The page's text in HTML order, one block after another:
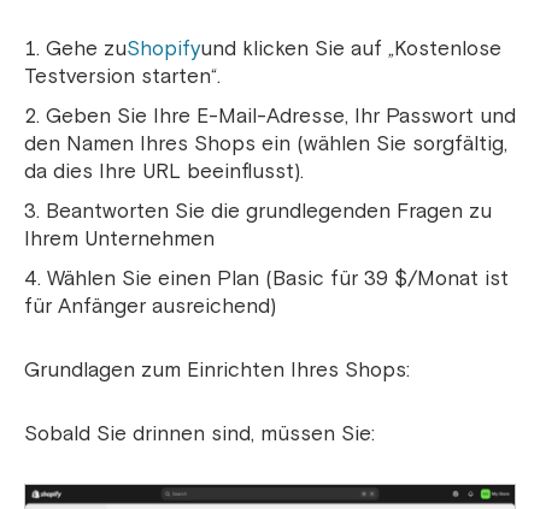
Gehe zuShopifyund klicken Sie auf „Kostenlose
Testversion starten“.
Geben Sie Ihre E-Mail-Adresse, Ihr Passwort und
den Namen Ihres Shops ein (wählen Sie sorgfältig,
da dies Ihre URL beeinflusst).
Beantworten Sie die grundlegenden Fragen zu
Ihrem Unternehmen
Wählen Sie einen Plan (Basic für 39 $/Monat ist
für Anfänger ausreichend)
Grundlagen zum Einrichten Ihres Shops:
Sobald Sie drinnen sind, müssen Sie: